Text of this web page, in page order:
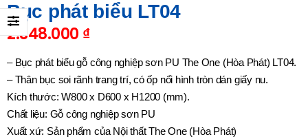
Bục phát biểu LT04
2.348.000 ₫
– Bục phát biểu gỗ công nghiệp sơn PU The One (Hòa Phát) LT04.
– Thân bục soi rãnh trang trí, có ốp nổi hình tròn dán giấy nu.
Kích thước: W800 x D600 x H1200 (mm).
Chất liệu: Gỗ công nghiệp sơn PU
Xuất xứ: Sản phẩm của Nội thất The One (Hòa Phát)